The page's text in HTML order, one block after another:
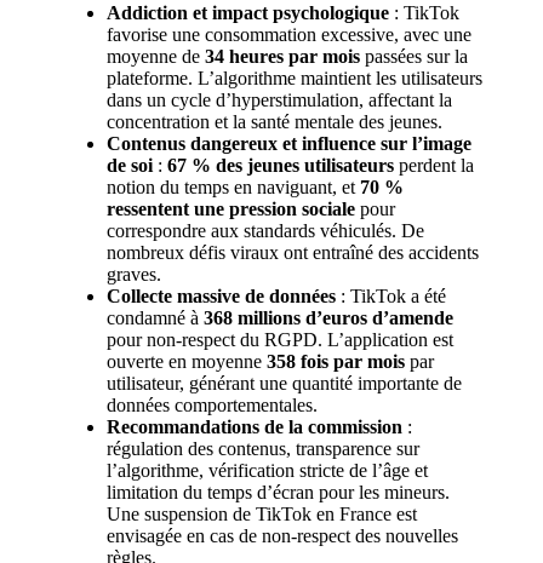
Addiction et impact psychologique : TikTok
favorise une consommation excessive, avec une
moyenne de 34 heures par mois passées sur la
plateforme. L’algorithme maintient les utilisateurs
dans un cycle d’hyperstimulation, affectant la
concentration et la santé mentale des jeunes.
Contenus dangereux et influence sur l’image
de soi : 67 % des jeunes utilisateurs perdent la
notion du temps en naviguant, et 70 %
ressentent une pression sociale pour
correspondre aux standards véhiculés. De
nombreux défis viraux ont entraîné des accidents
graves.
Collecte massive de données : TikTok a été
condamné à 368 millions d’euros d’amende
pour non-respect du RGPD. L’application est
ouverte en moyenne 358 fois par mois par
utilisateur, générant une quantité importante de
données comportementales.
Recommandations de la commission :
régulation des contenus, transparence sur
l’algorithme, vérification stricte de l’âge et
limitation du temps d’écran pour les mineurs.
Une suspension de TikTok en France est
envisagée en cas de non-respect des nouvelles
règles.